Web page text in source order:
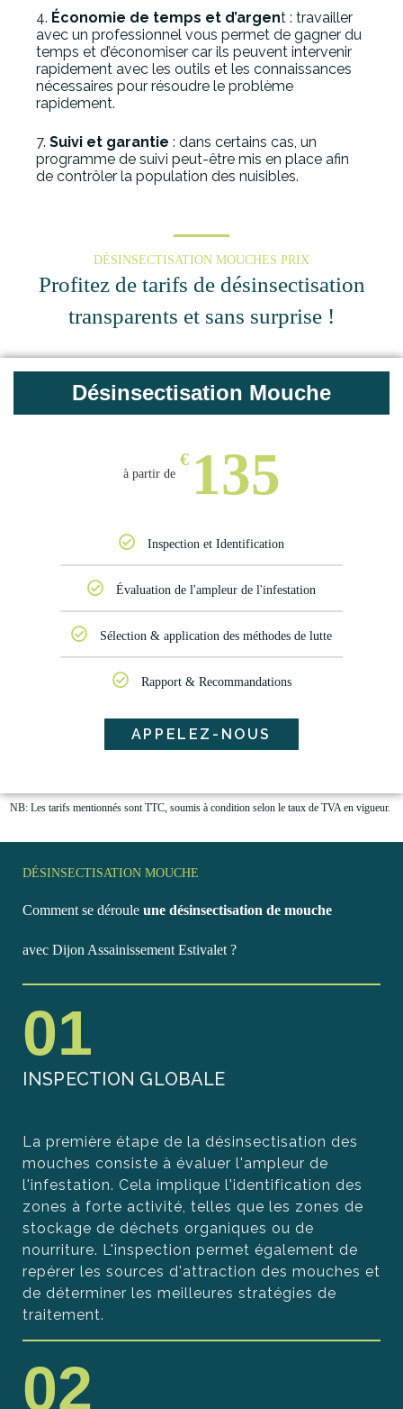
4. Économie de temps et d’argent : travailler
avec un professionnel vous permet de gagner du
temps et d’économiser car ils peuvent intervenir
rapidement avec les outils et les connaissances
nécessaires pour résoudre le problème
rapidement.
7. Suivi et garantie : dans certains cas, un
programme de suivi peut-être mis en place afin
de contrôler la population des nuisibles.
DÉSINSECTISATION MOUCHES PRIX
Profitez de tarifs de désinsectisation
transparents et sans surprise !
Désinsectisation Mouche
€ 135
Inspection et Identification
Évaluation de l'ampleur de l'infestation
Sélection & application des méthodes de lutte
Rapport & Recommandations
APPELEZ-NOUS
NB: Les tarifs mentionnés sont TTC, soumis à condition selon le taux de TVA en vigueur.
DÉSINSECTISATION MOUCHE
Comment se déroule une désinsectisation de mouche
avec Dijon Assainissement Estivalet ?
01
INSPECTION GLOBALE
La première étape de la désinsectisation des
mouches consiste à évaluer l'ampleur de
l'infestation. Cela implique l'identification des
zones à forte activité, telles que les zones de
stockage de déchets organiques ou de
nourriture. L'inspection permet également de
repérer les sources d'attraction des mouches et
de déterminer les meilleures stratégies de
traitement.
02